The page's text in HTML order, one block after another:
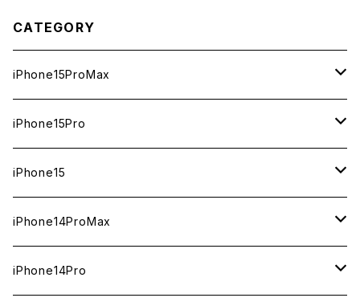
CATEGORY
iPhone15ProMax
1TB
新品
中古（整備済み）
512GB
新品
中古（整備済み）
256GB
新品
iPhone15Pro
1TB
新品
中古（整備済み）
512GB
新品
256GB
iPhone15
512GB
新品
256GB
iPhone14ProMax
1TB
iPhone14Pro